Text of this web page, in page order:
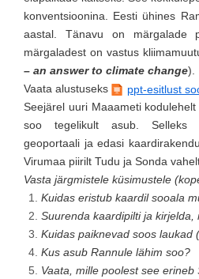
konventsioonina. Eesti ühines
aastal. Tänavu on märgalade
märgaladest on vastus
– an answer to climate change).
Vaata alustuseks
ppt-esitlust
Seejärel uuri Maaameti
soo tegelikult asub. Selleks
geoportaali ja edasi
Virumaa piirilt Tudu ja Sonda
Vasta järgmistele küsimustele
Kuidas eristub kaardil sooala
Suurenda kaardipilti ja kirjelda,
Kuidas paiknevad soos laukad
Kus asub Rannule lähim soo?
Vaata, mille poolest see erineb